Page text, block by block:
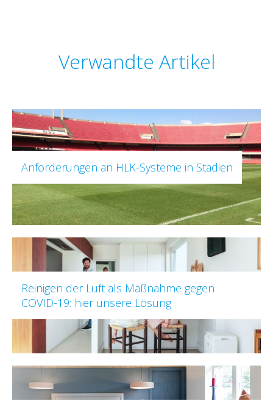
Verwandte Artikel
Anforderungen an HLK-Systeme in Stadien
Reinigen der Luft als Maßnahme gegen
COVID-19: hier unsere Lösung